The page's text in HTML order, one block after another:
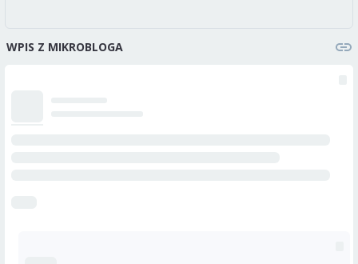
WPIS Z MIKROBLOGA